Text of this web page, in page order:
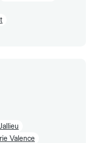
Valence